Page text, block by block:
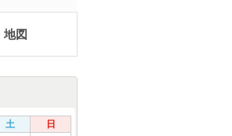
地図
土 日